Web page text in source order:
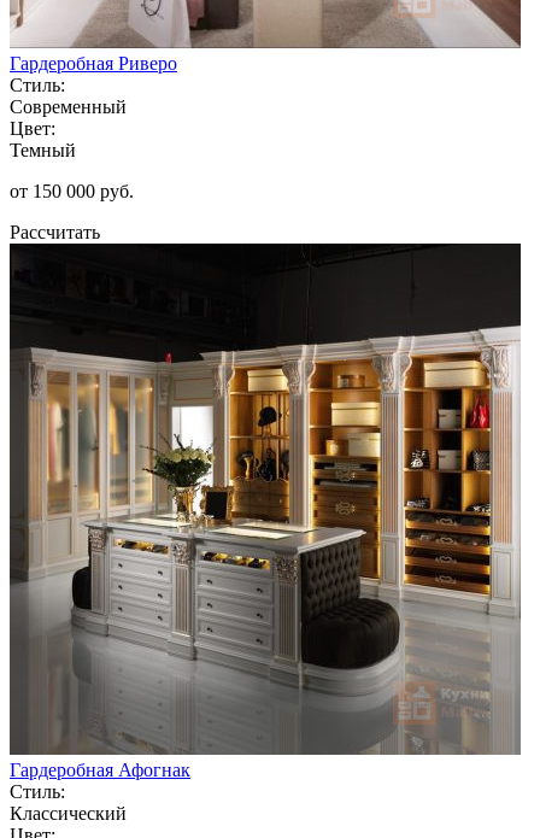
Гардеробная Риверо
Стиль:
Современный
Цвет:
Темный
от 150 000 руб.
Рассчитать
Гардеробная Афогнак
Стиль:
Классический